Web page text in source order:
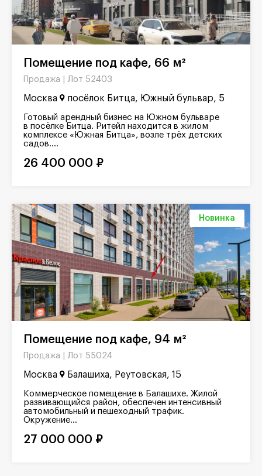
Помещение под кафе, 66 м²
Продажа | Лот 52403
Москва посёлок Битца, Южный бульвар, 5
Готовый арендный бизнес на Южном бульваре
в посёлке Битца. Ритейл находится в жилом
комплексе «Южная Битца», возле трёх детских
садов....
26 400 000 ₽
Новинка
Помещение под кафе, 94 м²
Продажа | Лот 55024
Москва Балашиха, Реутовская, 15
Коммерческое помещение в Балашихе. Жилой
развивающийся район, обеспечен интенсивный
автомобильный и пешеходный трафик.
Окружение...
27 000 000 ₽